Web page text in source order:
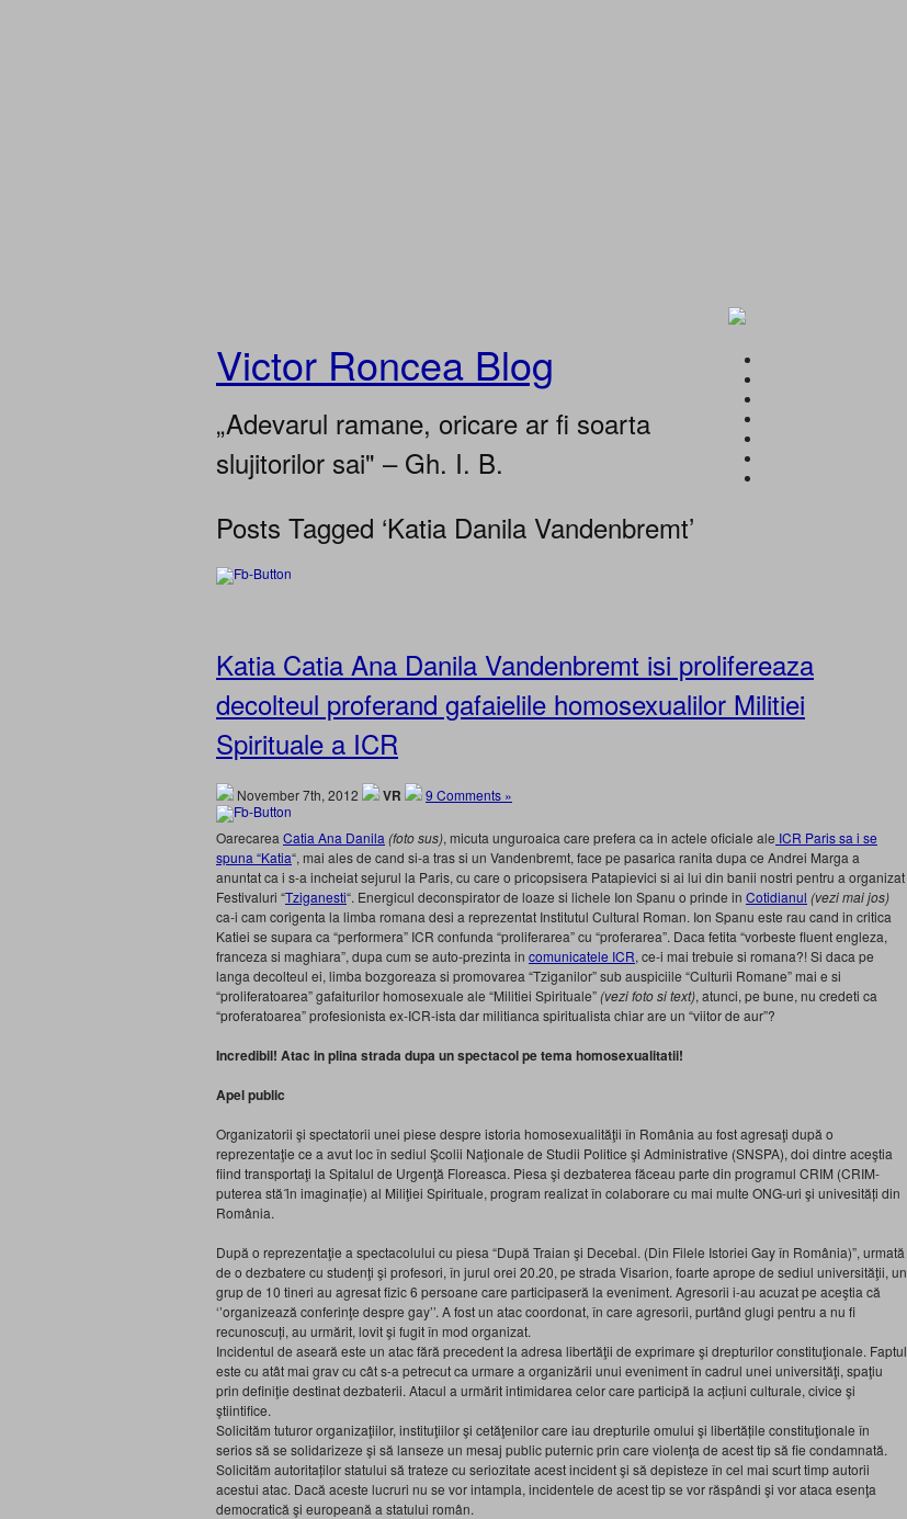
Victor Roncea Blog
„Adevarul ramane, oricare ar fi soarta
slujitorilor sai" – Gh. I. B.
Posts Tagged ‘Katia Danila Vandenbremt’
Katia Catia Ana Danila Vandenbremt isi prolifereaza
decolteul proferand gafaielile homosexualilor Militiei
Spirituale a ICR
November 7th, 2012 VR 9 Comments »
Oarecarea Catia Ana Danila (foto sus), micuta unguroaica care prefera ca in actele oficiale ale ICR Paris sa i se
spuna “Katia“, mai ales de cand si-a tras si un Vandenbremt, face pe pasarica ranita dupa ce Andrei Marga a
anuntat ca i s-a incheiat sejurul la Paris, cu care o pricopsisera Patapievici si ai lui din banii nostri pentru a organizat
Festivaluri “Tziganesti“. Energicul deconspirator de loaze si lichele Ion Spanu o prinde in Cotidianul (vezi mai jos)
ca-i cam corigenta la limba romana desi a reprezentat Institutul Cultural Roman. Ion Spanu este rau cand in critica
Katiei se supara ca “performera” ICR confunda “proliferarea” cu “proferarea”. Daca fetita “vorbeste fluent engleza,
franceza si maghiara”, dupa cum se auto-prezinta in comunicatele ICR, ce-i mai trebuie si romana?! Si daca pe
langa decolteul ei, limba bozgoreaza si promovarea “Tziganilor” sub auspiciile “Culturii Romane” mai e si
“proliferatoarea” gafaiturilor homosexuale ale “Militiei Spirituale”(vezi foto si text), atunci, pe bune, nu credeti ca
“proferatoarea” profesionista ex-ICR-ista dar militianca spiritualista chiar are un “viitor de aur”?
Incredibil! Atac in plina strada dupa un spectacol pe tema homosexualitatii!
Apel public
Organizatorii şi spectatorii unei piese despre istoria homosexualităţii în România au fost agresaţi după o
reprezentaţie ce a avut loc în sediul Şcolii Naţionale de Studii Politice şi Administrative (SNSPA), doi dintre aceştia
fiind transportaţi la Spitalul de Urgenţă Floreasca. Piesa şi dezbaterea făceau parte din programul CRIM (CRIM-
puterea stă ȋn imaginație) al Miliţiei Spirituale, program realizat în colaborare cu mai multe ONG-uri şi univesități din
România.
După o reprezentaţie a spectacolului cu piesa “După Traian şi Decebal. (Din Filele Istoriei Gay în România)”, urmată
de o dezbatere cu studenţi şi profesori, în jurul orei 20.20, pe strada Visarion, foarte aprope de sediul universităţii, un
grup de 10 tineri au agresat fizic 6 persoane care participaseră la eveniment. Agresorii i-au acuzat pe aceştia că
‘’organizează conferinţe despre gay’’. A fost un atac coordonat, în care agresorii, purtând glugi pentru a nu fi
recunoscuți, au urmărit, lovit şi fugit în mod organizat.
Incidentul de aseară este un atac fără precedent la adresa libertăţii de exprimare şi drepturilor constituţionale. Faptul
este cu atât mai grav cu cât s-a petrecut ca urmare a organizării unui eveniment în cadrul unei universităţi, spaţiu
prin definiţie destinat dezbaterii. Atacul a urmărit intimidarea celor care participă la acțiuni culturale, civice şi
ştiintifice.
Solicităm tuturor organizaţiilor, instituţiilor şi cetăţenilor care iau drepturile omului şi libertățile constituţionale în
serios să se solidarizeze şi să lanseze un mesaj public puternic prin care violenţa de acest tip să fie condamnată.
Solicităm autoritaților statului să trateze cu seriozitate acest incident şi să depisteze în cel mai scurt timp autorii
acestui atac. Dacă aceste lucruri nu se vor intampla, incidentele de acest tip se vor răspândi şi vor ataca esenţa
democratică şi europeană a statului român.